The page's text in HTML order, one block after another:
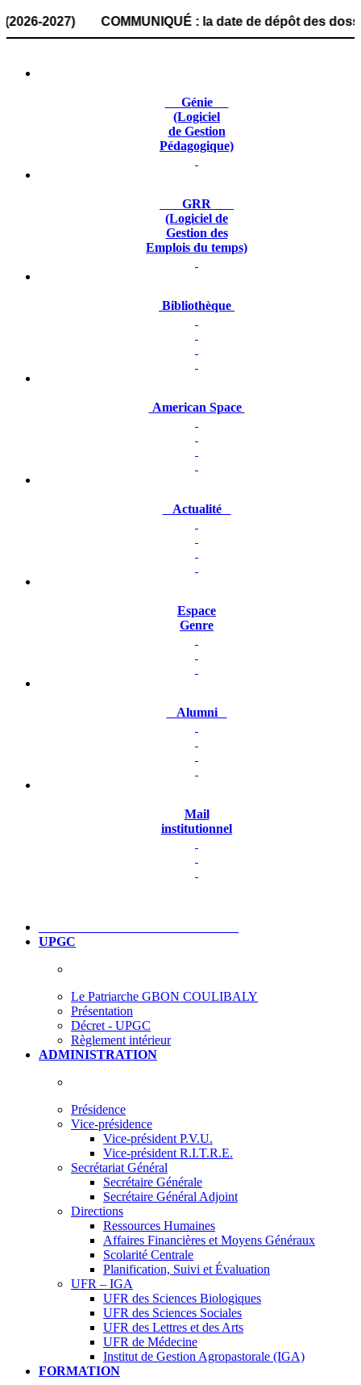
2027) COMMUNIQUÉ : la date de dépôt des
Génie
(Logiciel
de Gestion
Pédagogique)
GRR
(Logiciel de
Gestion des
Emplois du temps)
Bibliothèque
American Space
Actualité
Espace
Genre
Alumni
Mail
institutionnel
UPGC
Le Patriarche GBON COULIBALY
Présentation
Décret - UPGC
Règlement intérieur
ADMINISTRATION
Présidence
Vice-présidence
Vice-président P.V.U.
Vice-président R.I.T.R.E.
Secrétariat Général
Secrétaire Générale
Secrétaire Général Adjoint
Directions
Ressources Humaines
Affaires Financières et Moyens Généraux
Scolarité Centrale
Planification, Suivi et Évaluation
UFR – IGA
UFR des Sciences Biologiques
UFR des Sciences Sociales
UFR des Lettres et des Arts
UFR de Médecine
Institut de Gestion Agropastorale (IGA)
FORMATION